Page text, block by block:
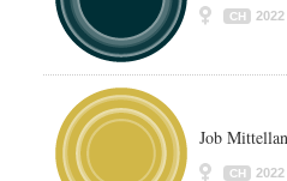
CH 2022
Job
CH 2022